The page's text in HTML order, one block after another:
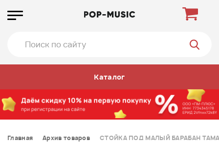
Каталог
Главная Архив товаров СТОЙКА ПОД МАЛЫЙ БАРАБАН TAMA